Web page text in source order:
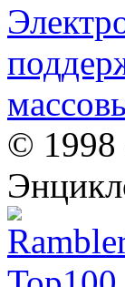
© 1998